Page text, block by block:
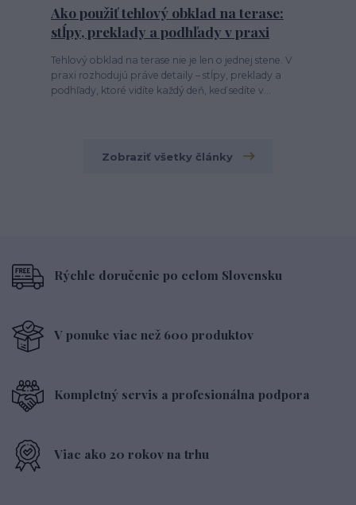
Ako použiť tehlový obklad na terase:
stĺpy, preklady a podhľady v praxi
Tehlový obklad na terase nie je len o jednej stene. V
praxi rozhodujú práve detaily – stĺpy, preklady a
podhľady, ktoré vidíte každý deň, keď sedíte v...
Zobraziť všetky články
Rýchle doručenie po celom Slovensku
V ponuke viac než 600 produktov
Kompletný servis a profesionálna podpora
Viac ako 20 rokov na trhu